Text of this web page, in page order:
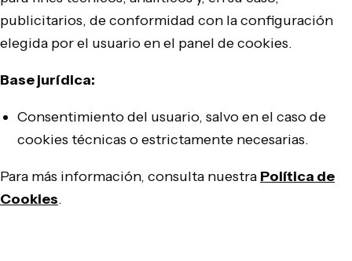
publicitarios, de conformidad con la configuración
elegida por el usuario en el panel de cookies.
Base jurídica:
Consentimiento del usuario, salvo en el caso de
cookies técnicas o estrictamente necesarias.
Para más información, consulta nuestra Política de
Cookies.